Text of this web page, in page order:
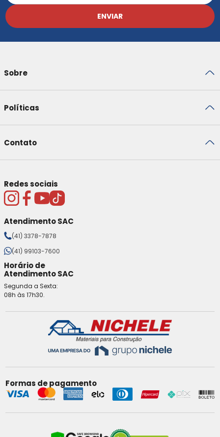
ENVIAR
Sobre
Políticas
Contato
Redes sociais
Atendimento SAC
(41) 3378-7878
(41) 99103-7600
Horário de
Atendimento SAC
Segunda a Sexta:
08h às 17h30.
Formas de pagamento